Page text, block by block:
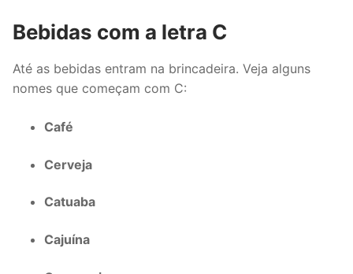
Bebidas com a letra C
Até as bebidas entram na brincadeira. Veja alguns
nomes que começam com C:
Café
Cerveja
Catuaba
Cajuína